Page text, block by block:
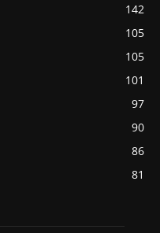
142
105
105
101
97
90
86
81